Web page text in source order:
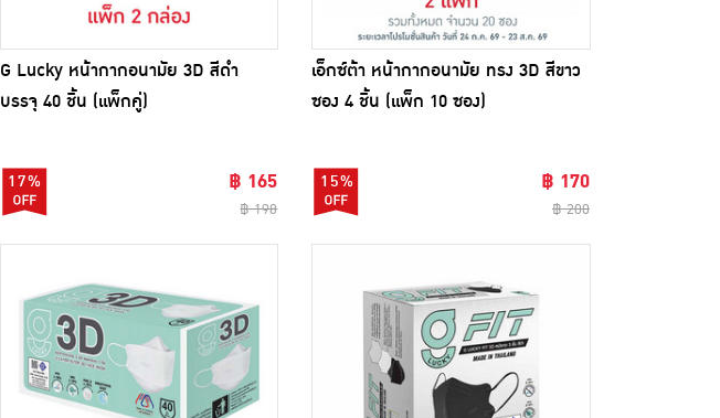
G Lucky หน้ากากอนามัย 3D สีดำ
บรรจุ 40 ชิ้น (แพ็กคู่)
17% ฿ 165
฿ 198
เอ็กซ์ต้า หน้ากากอนามัย ทรง 3D สีขาว
ซอง 4 ชิ้น (แพ็ก 10 ซอง)
15% ฿ 170
฿ 200